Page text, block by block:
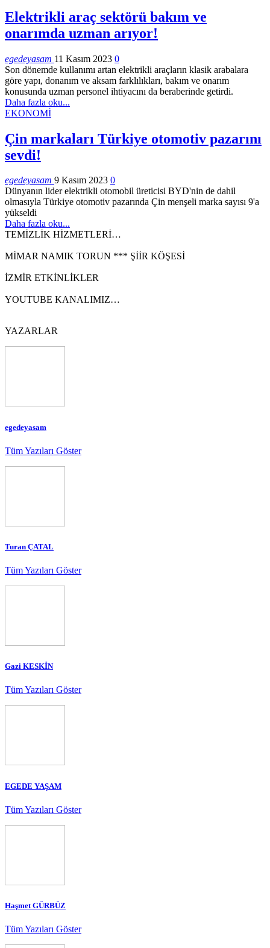
Elektrikli araç sektörü bakım ve
onarımda uzman arıyor!
egedeyasam 11 Kasım 2023 0
Son dönemde kullanımı artan elektrikli araçların klasik arabalara
göre yapı, donanım ve aksam farklılıkları, bakım ve onarım
konusunda uzman personel ihtiyacını da beraberinde getirdi.
Daha fazla oku...
EKONOMİ
Çin markaları Türkiye otomotiv pazarını
sevdi!
egedeyasam 9 Kasım 2023 0
Dünyanın lider elektrikli otomobil üreticisi BYD'nin de dahil
olmasıyla Türkiye otomotiv pazarında Çin menşeli marka sayısı 9'a
yükseldi
Daha fazla oku...
TEMİZLİK HİZMETLERİ…
MİMAR NAMIK TORUN *** ŞİİR KÖŞESİ
İZMİR ETKİNLİKLER
YOUTUBE KANALIMIZ…
YAZARLAR
egedeyasam
Tüm Yazıları Göster
Turan ÇATAL
Tüm Yazıları Göster
Gazi KESKİN
Tüm Yazıları Göster
EGEDE YAŞAM
Tüm Yazıları Göster
Haşmet GÜRBÜZ
Tüm Yazıları Göster